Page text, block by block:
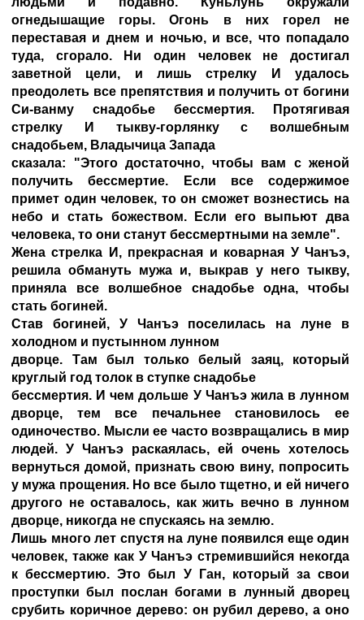
огнедышащие горы. Огонь в них горел не
переставая и днем и ночью, и все, что попадало
туда, сгорало. Ни один человек не достигал
заветной цели, и лишь стрелку И удалось
преодолеть все препятствия и получить от богини
Си-ванму снадобье бессмертия. Протягивая
стрелку И тыкву-горлянку с волшебным
снадобьем, Владычица Запада
сказала: "Этого достаточно, чтобы вам с женой
получить бессмертие. Если все содержимое
примет один человек, то он сможет вознестись на
небо и стать божеством. Если его выпьют два
человека, то они станут бессмертными на земле".
Жена стрелка И, прекрасная и коварная У Чанъэ,
решила обмануть мужа и, выкрав у него тыкву,
приняла все волшебное снадобье одна, чтобы
стать богиней.
Став богиней, У Чанъэ поселилась на луне в
холодном и пустынном лунном
дворце. Там был только белый заяц, который
круглый год толок в ступке снадобье
бессмертия. И чем дольше У Чанъэ жила в лунном
дворце, тем все печальнее становилось ее
одиночество. Мысли ее часто возвращались в мир
людей. У Чанъэ раскаялась, ей очень хотелось
вернуться домой, признать свою вину, попросить
у мужа прощения. Но все было тщетно, и ей ничего
другого не оставалось, как жить вечно в лунном
дворце, никогда не спускаясь на землю.
Лишь много лет спустя на луне появился еще один
человек, также как У Чанъэ стремившийся некогда
к бессмертию. Это был У Ган, который за свои
проступки был послан богами в лунный дворец
срубить коричное дерево: он рубил дерево, а оно